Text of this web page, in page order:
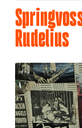
Rudelius